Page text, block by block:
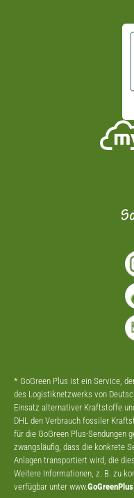
* GoGreen Plus ist ein Service,
des Logistiknetzwerks von
Einsatz alternativer Kraftstoffe
DHL den Verbrauch fossiler
für die GoGreen Plus-Sendungen
zwangsläufig, dass die konkrete
Anlagen transportiert wird, die
Weitere Informationen, z. B. zu
verfügbar unter www.GoGreenPlus